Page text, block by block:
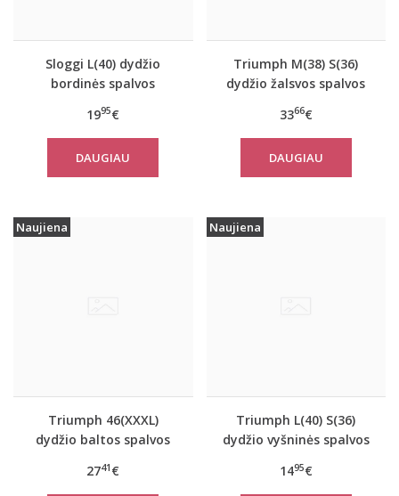
Sloggi L(40) dydžio
bordinės spalvos
EverNew Shirt 01
1995€
DAUGIAU
Triumph M(38) S(36)
dydžio žalsvos spalvos
marškinėliai women
move FLOW Tank Top
3366€
DAUGIAU
Naujiena
Triumph 46(XXXL)
dydžio baltos spalvos
marškinėliai Yselle
2741 €
Naujiena
Triumph L(40) S(36)
dydžio vyšninės spalvos
EverNew SH01
1495€